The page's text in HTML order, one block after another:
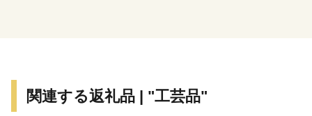
関連する返礼品 | "工芸品"